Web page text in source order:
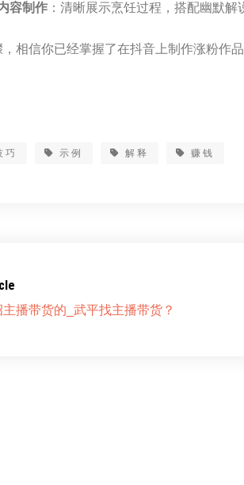
容制作 ：清晰展示烹饪过程，搭配幽默解
相信你已经掌握了在抖音上制作涨粉作
巧 示例 解释 赚钱
播带货的_武平找主播带货？